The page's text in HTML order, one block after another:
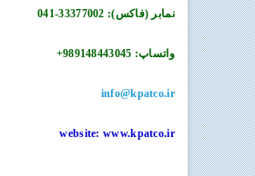
نمابر (فاکس): 33377002-041
واتساپ: 989148443045+
info@kpatco.ir
website: www.kpatco.ir